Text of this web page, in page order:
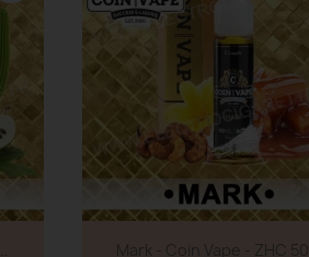
Aperçu rapide
Mark - Coin Vape - ZHC